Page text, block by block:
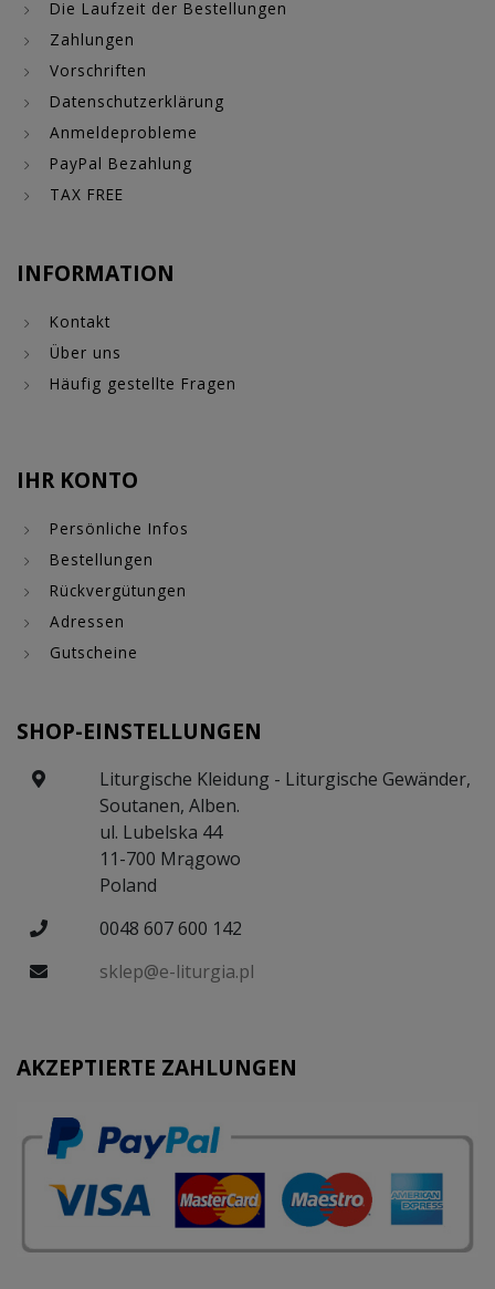
Die Laufzeit der Bestellungen
Zahlungen
Vorschriften
Datenschutzerklärung
Anmeldeprobleme
PayPal Bezahlung
TAX FREE
INFORMATION
Kontakt
Über uns
Häufig gestellte Fragen
IHR KONTO
Persönliche Infos
Bestellungen
Rückvergütungen
Adressen
Gutscheine
SHOP-EINSTELLUNGEN
Liturgische Kleidung - Liturgische Gewänder,
Soutanen, Alben.
ul. Lubelska 44
11-700 Mrągowo
Poland
0048 607 600 142
sklep@e-liturgia.pl
AKZEPTIERTE ZAHLUNGEN